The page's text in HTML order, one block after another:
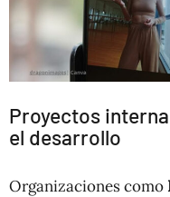
Proyectos
el desarrollo
Organizaciones como